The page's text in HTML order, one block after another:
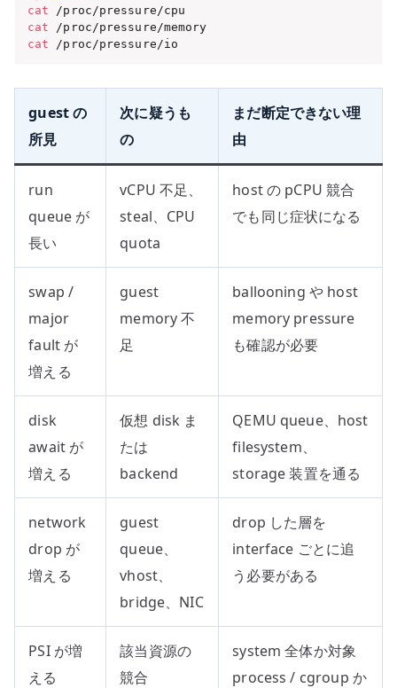
cat
cat
cat /proc/pressure/io
guest の
所見
次に疑うも
の
まだ断定できない理
由
run
queue が
長い
vCPU 不足、
steal、CPU
quota
host の pCPU 競合
でも同じ症状になる
swap /
major
fault が
増える
guest
memory 不
足
ballooning や host
memory pressure
も確認が必要
disk
await が
増える
仮想 disk ま
たは
backend
QEMU queue、host
filesystem、
storage 装置を通る
network
drop が
増える
guest
queue、
vhost、
bridge、NIC
drop した層を
interface ごとに追
う必要がある
PSI が増
える
該当資源の
競合
system 全体か対象
process / cgroup か